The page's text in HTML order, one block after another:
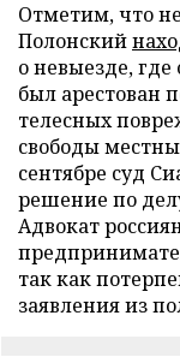
Отметим, что
Полонский
о невыезде,
был арестован
телесных
свободы
сентябре суд
решение по
Адвокат
так как
заявления из